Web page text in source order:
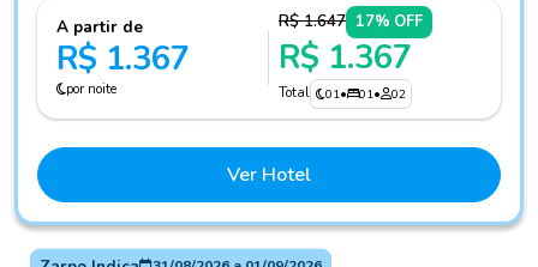
A partir de
R$ 1.367
por noite
R$ 1.647 17% OFF
R$ 1.367
Total 01• 01• 02
Ver Hotel